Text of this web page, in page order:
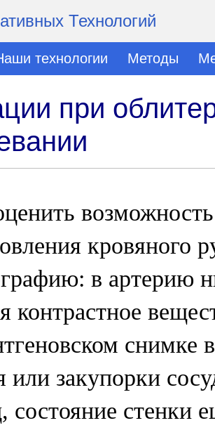
Технологий
технологии Методы
при
кровяного
в артерию
контрастное
снимке
или закупорки
состояние стенки